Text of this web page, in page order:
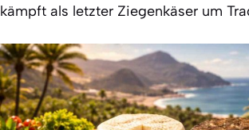
kämpft als letzter Ziegenkäser um